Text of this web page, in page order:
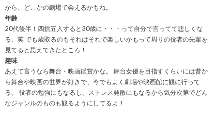
から、どこかの劇場で会えるかもね。
年齢
20代後半！四捨五入すると30歳に・・・って自分で言ってて悲しくな
る。笑 でも歳取るのもそれはそれで楽しいかもって周りの役者の先輩を
見てると思えてきたところ！
趣味
あえて言うなら舞台・映画鑑賞かな。 舞台女優を目指すくらいには昔か
ら舞台や映画の世界が好きで、今でもよく劇場や映画館に観に行って
る。 役者の勉強にもなるし、ストレス発散にもなるから気分次第でどん
なジャンルのものも観るようにしてるよ！